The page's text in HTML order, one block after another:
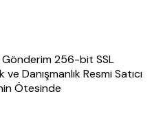
Gönderim 256-bit SSL
Danışmanlık Resmi Satıcı
Ötesinde